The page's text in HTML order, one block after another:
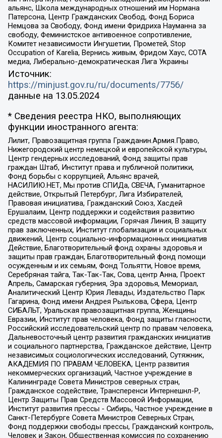
альянс, Школа международных отношений им Нормана
Патерсона, Центр Гражданских Свобод, Фонд Бориса
Немцова за Свободу, Фонд имени Фридриха Науманна за
свободу, Феминистское антивоенное сопротивление,
Комитет независимости Ингушетии, Прометей, Stop
Occupation of Karelia, Вернись живым, Фридом Хаус, СОТА
медиа, Либерально-демократическая Лига Украины
Источник:
https://minjust.gov.ru/ru/documents/7756/
данные на 13.05.2024
* Сведения реестра НКО, выполняющих
функции иностранного агента:
Лилит, Правозащитная группа Гражданин.Армия.Право,
Нижегородский центр немецкой и европейской культуры,
Центр гендерных исследований, Фонд защиты прав
граждан Штаб, Институт права и публичной политики,
Фонд борьбы с коррупцией, Альянс врачей,
НАСИЛИЮ.НЕТ, Мы против СПИДа, СВЕЧА, Гуманитарное
действие, Открытый Петербург, Лига Избирателей,
Правовая инициатива, Гражданский Союз, Хасдей
Ерушалаим, Центр поддержки и содействия развитию
средств массовой информации, Горячая Линия, В защиту
прав заключенных, Институт глобализации и социальных
движений, Центр социально-информационных инициатив
Действие, Благотворительный фонд охраны здоровья и
защиты прав граждан, Благотворительный фонд помощи
осужденным и их семьям, Фонд Тольятти, Новое время,
Серебряная тайга, Так-Так-Так, Сова, центр Анна, Проект
Апрель, Самарская губерния, Эра здоровья, Мемориал,
Аналитический Центр Юрия Левады, Издательство Парк
Гагарина, Фонд имени Андрея Рылькова, Сфера, Центр
СИБАЛЬТ, Уральская правозащитная группа, Женщины
Евразии, Институт прав человека, Фонд защиты гласности,
Российский исследовательский центр по правам человека,
Дальневосточный центр развития гражданских инициатив
и социального партнерства, Гражданское действие, Центр
независимых социологических исследований, Сутяжник,
АКАДЕМИЯ ПО ПРАВАМ ЧЕЛОВЕКА, Центр развития
некоммерческих организаций, Частное учреждение в
Калининграде Совета Министров северных стран,
Гражданское содействие, Трансперенси Интернешнл-Р,
Центр Защиты Прав Средств Массовой Информации,
Институт развития прессы - Сибирь, Частное учреждение в
Санкт-Петербурге Совета Министров Северных Стран,
Фонд поддержки свободы прессы, Гражданский контроль,
Человек и Закон, Общественная комиссия по сохранению